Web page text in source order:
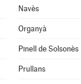
Navès
Organyà
Pinell de Solsonès
Prullans